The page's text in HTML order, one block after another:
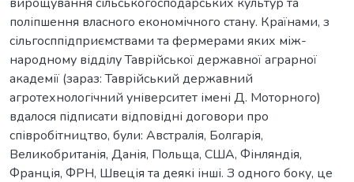
поліпшення власного економічного стану. Країнами, з
сільгосппідприємствами та фермерами яких між-
народному відділу Таврійської державної аграрної
академії (зараз: Таврійський державний
агротехнологічний університет імені Д. Моторного)
вдалося підписати відповідні договори про
співробітництво, були: Австралія, Болгарія,
Великобританія, Данія, Польща, США, Фінляндія,
Франція, ФРН, Швеція та деякі інші. З одного боку, це